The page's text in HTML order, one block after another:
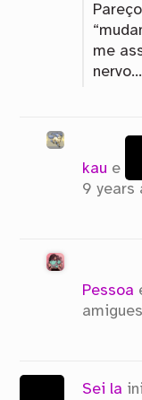
me
nervo…
kau e
9 years
Pessoa
amigues
Sei la